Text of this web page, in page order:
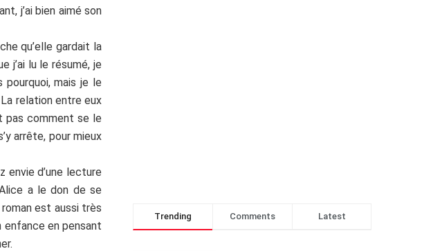
j’ai bien aimé son
qu’elle gardait la
j’ai lu le résumé, je
mais je le
relation entre eux
pas comment se le
arrête, pour mieux
envie d’une lecture
a le don de se
est aussi très
enfance en pensant
Trending Comments Latest